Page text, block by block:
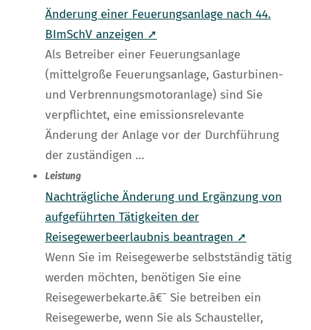
Änderung einer Feuerungsanlage nach 44.
BImSchV anzeigen ➚
Als Betreiber einer Feuerungsanlage
(mittelgroße Feuerungsanlage, Gasturbinen-
und Verbrennungsmotoranlage) sind Sie
verpflichtet, eine emissionsrelevante
Änderung der Anlage vor der Durchführung
der zuständigen …
Leistung
Nachträgliche Änderung und Ergänzung von
aufgeführten Tätigkeiten der
Reisegewerbeerlaubnis beantragen ➚
Wenn Sie im Reisegewerbe selbstständig tätig
werden möchten, benötigen Sie eine
Reisegewerbekarte.â€¯ Sie betreiben ein
Reisegewerbe, wenn Sie als Schausteller,